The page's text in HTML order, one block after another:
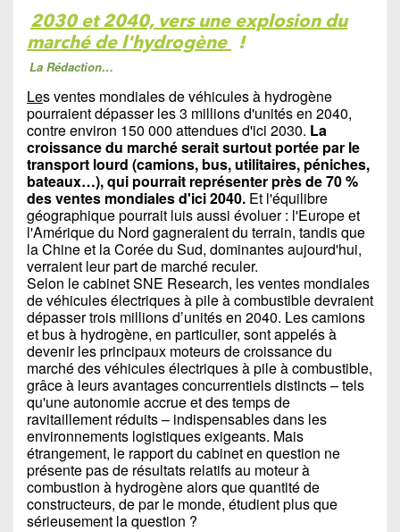
2030 et 2040, vers une explosion du
marché de l'hydrogène !
La Rédaction…
Les ventes mondiales de véhicules à hydrogène
pourraient dépasser les 3 millions d'unités en 2040,
contre environ 150 000 attendues d'ici 2030. La
croissance du marché serait surtout portée par le
transport lourd (camions, bus, utilitaires, péniches,
bateaux…), qui pourrait représenter près de 70 %
des ventes mondiales d'ici 2040. Et l'équilibre
géographique pourrait luis aussi évoluer : l'Europe et
l'Amérique du Nord gagneraient du terrain, tandis que
la Chine et la Corée du Sud, dominantes aujourd'hui,
verraient leur part de marché reculer.
Selon le cabinet SNE Research, les ventes mondiales
de véhicules électriques à pile à combustible devraient
dépasser trois millions d’unités en 2040. Les camions
et bus à hydrogène, en particulier, sont appelés à
devenir les principaux moteurs de croissance du
marché des véhicules électriques à pile à combustible,
grâce à leurs avantages concurrentiels distincts – tels
qu'une autonomie accrue et des temps de
ravitaillement réduits – indispensables dans les
environnements logistiques exigeants. Mais
étrangement, le rapport du cabinet en question ne
présente pas de résultats relatifs au moteur à
combustion à hydrogène alors que quantité de
constructeurs, de par le monde, étudient plus que
sérieusement la question ?